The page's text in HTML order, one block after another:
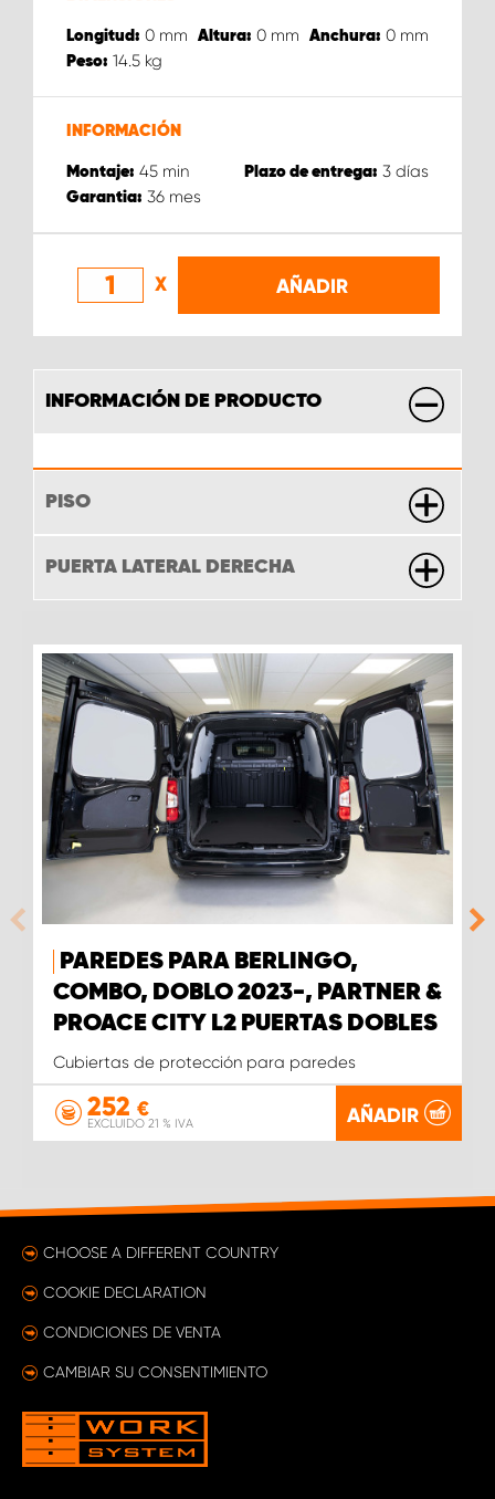
Longitud: 0 mm Altura: 0 mm Anchura: 0 mm
Peso: 14.5 kg
INFORMACIÓN
Montaje: 45 min Plazo de entrega: 3 días
Garantia: 36 mes
X AÑADIR
INFORMACIÓN DE PRODUCTO
PISO
PUERTA LATERAL DERECHA
PAREDES PARA BERLINGO,
COMBO, DOBLO 2023-, PARTNER &
PROACE CITY L2 PUERTAS DOBLES
Cubiertas de protección para paredes
252 €
EXCLUIDO 21 % IVA AÑADIR
CHOOSE A DIFFERENT COUNTRY
COOKIE DECLARATION
CONDICIONES DE VENTA
CAMBIAR SU CONSENTIMIENTO